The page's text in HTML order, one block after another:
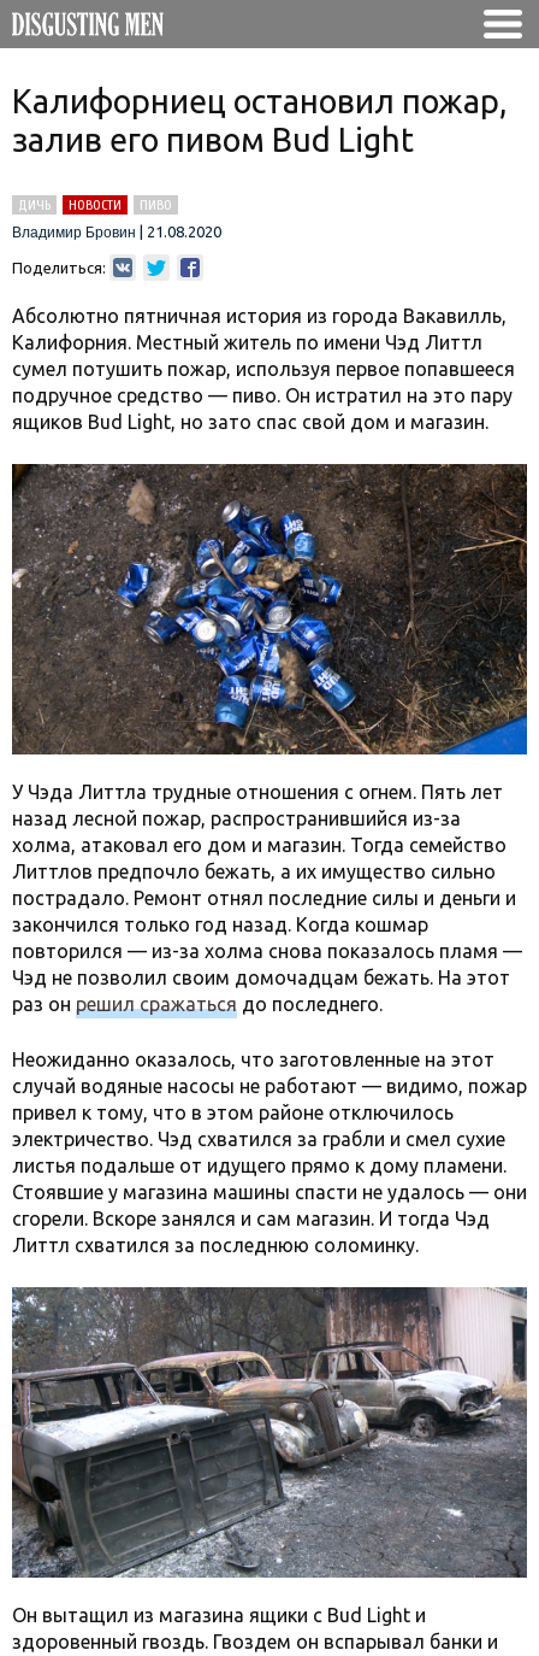
Калифорниец остановил пожар,
залив его пивом Bud Light
ДИЧЬ НОВОСТИ
ПИВО
Владимир Бровин
21.08.2020
Поделиться:
Абсолютно пятничная история из города Вакавилль,
Калифорния. Местный житель по имени Чэд Литтл
сумел потушить пожар, используя первое попавшееся
подручное средство — пиво. Он истратил на это пару
ящиков Bud Light, но зато спас свой дом и магазин.
У Чэда Литтла трудные отношения с огнем. Пять лет
назад лесной пожар, распространившийся из-за
холма, атаковал его дом и магазин. Тогда семейство
Литтлов предпочло бежать, а их имущество сильно
пострадало. Ремонт отнял последние силы и деньги и
закончился только год назад. Когда кошмар
повторился — из-за холма снова показалось пламя —
Чэд не позволил своим домочадцам бежать. На этот
раз он решил сражаться до последнего.
Неожиданно оказалось, что заготовленные на этот
случай водяные насосы не работают — видимо, пожар
привел к тому, что в этом районе отключилось
электричество. Чэд схватился за грабли и смел сухие
листья подальше от идущего прямо к дому пламени.
Стоявшие у магазина машины спасти не удалось — они
сгорели. Вскоре занялся и сам магазин. И тогда Чэд
Литтл схватился за последнюю соломинку.
Он вытащил из магазина ящики с Bud Light и
здоровенный гвоздь. Гвоздем он вспарывал банки и